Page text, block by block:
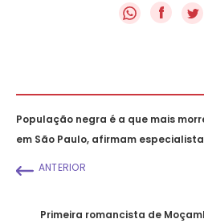
f
População negra é a que mais
em São Paulo, afirmam
ANTERIOR
Primeira romancista de